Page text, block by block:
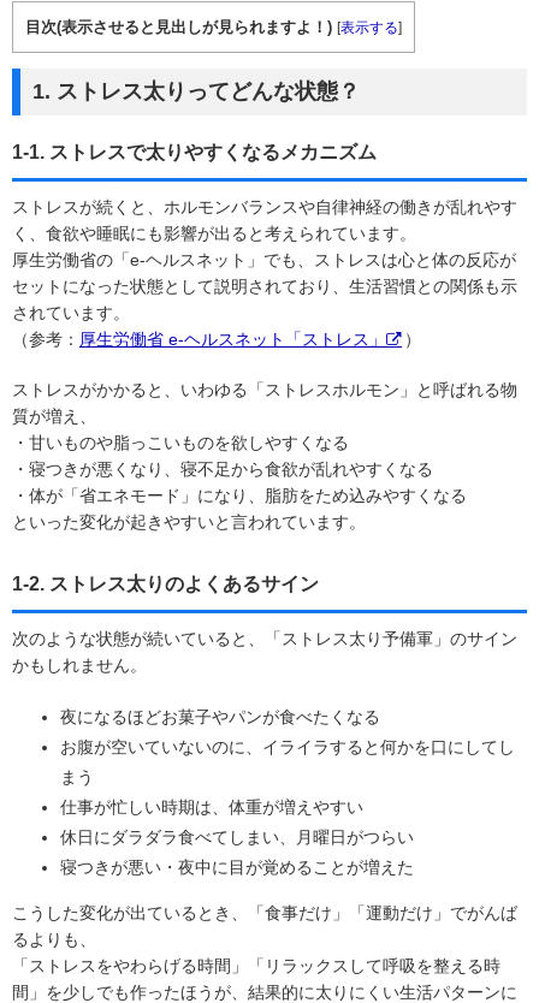
目次(表示させると見出しが見られますよ！) [表示する]
1. ストレス太りってどんな状態？
1-1. ストレスで太りやすくなるメカニズム
ストレスが続くと、ホルモンバランスや自律神経の働きが乱れやす
く、食欲や睡眠にも影響が出ると考えられています。
厚生労働省の「e-ヘルスネット」でも、ストレスは心と体の反応が
セットになった状態として説明されており、生活習慣との関係も示
されています。
（参考： 厚生労働省 e-ヘルスネット「ストレス」 ）
ストレスがかかると、いわゆる「ストレスホルモン」と呼ばれる物
質が増え、
・甘いものや脂っこいものを欲しやすくなる
・寝つきが悪くなり、寝不足から食欲が乱れやすくなる
・体が「省エネモード」になり、脂肪をため込みやすくなる
といった変化が起きやすいと言われています。
1-2. ストレス太りのよくあるサイン
次のような状態が続いていると、「ストレス太り予備軍」のサイン
かもしれません。
夜になるほどお菓子やパンが食べたくなる
お腹が空いていないのに、イライラすると何かを口にしてし
まう
仕事が忙しい時期は、体重が増えやすい
休日にダラダラ食べてしまい、月曜日がつらい
寝つきが悪い・夜中に目が覚めることが増えた
こうした変化が出ているとき、「食事だけ」「運動だけ」でがんば
るよりも、
「ストレスをやわらげる時間」「リラックスして呼吸を整える時
間」を少しでも作ったほうが、結果的に太りにくい生活パターンに